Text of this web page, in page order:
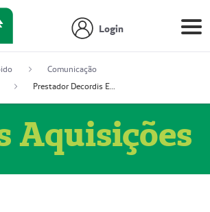
Login
Comunicação
Prestador Decordis Exames Cardiológicos LTDA (51004346-0)
Aquisições